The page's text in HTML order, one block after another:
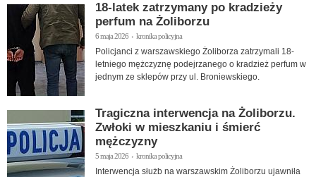
18-latek zatrzymany po kradzieży
perfum na Żoliborzu
6 maja 2026 › kronika policyjna
Policjanci z warszawskiego Żoliborza zatrzymali 18-
letniego mężczyznę podejrzanego o kradzież perfum w
jednym ze sklepów przy ul. Broniewskiego.
Tragiczna interwencja na Żoliborzu.
Zwłoki w mieszkaniu i śmierć
mężczyzny
5 maja 2026 › kronika policyjna
Interwencja służb na warszawskim Żoliborzu ujawniła